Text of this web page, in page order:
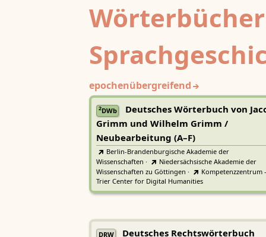
epochenübergreifend
2DWb
Deutsches Wörterbuch von
Grimm und Wilhelm Grimm /
Neubearbeitung (A–F)
Berlin-Brandenburgische Akademie der
Wissenschaften ·
Niedersächsische Akademie der
Wissenschaften zu Göttingen ·
Kompetenzzentrum -
Trier Center for Digital Humanities
DRW Deutsches Rechtswörterbuch